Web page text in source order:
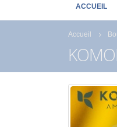
ACCUEIL
Accueil